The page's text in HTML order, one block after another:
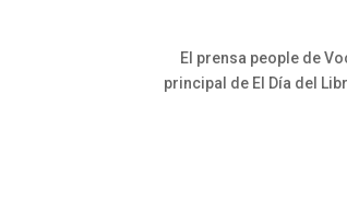
El prensa people de
principal de El Día del